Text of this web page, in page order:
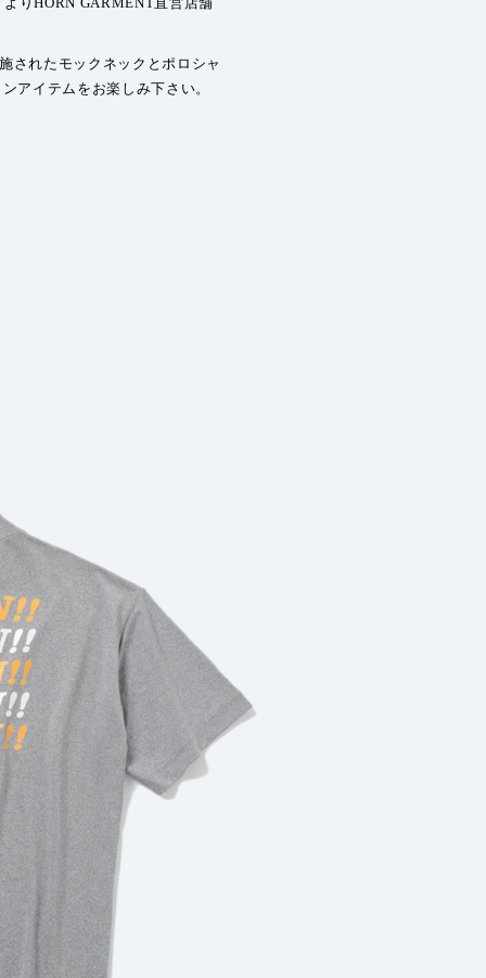
されたモックネックとポロシャ
アイテムをお楽しみ下さい。